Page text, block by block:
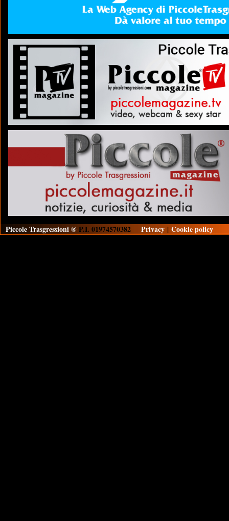
Piccole Trasgressioni ® P.I. 01974570382 Privacy | Cookie policy